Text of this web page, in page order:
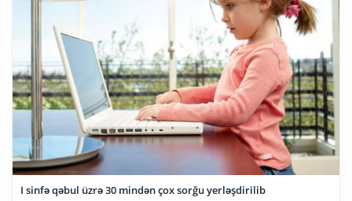
I sinfə qəbul üzrə 30 mindən çox sorğu yerləşdirilib